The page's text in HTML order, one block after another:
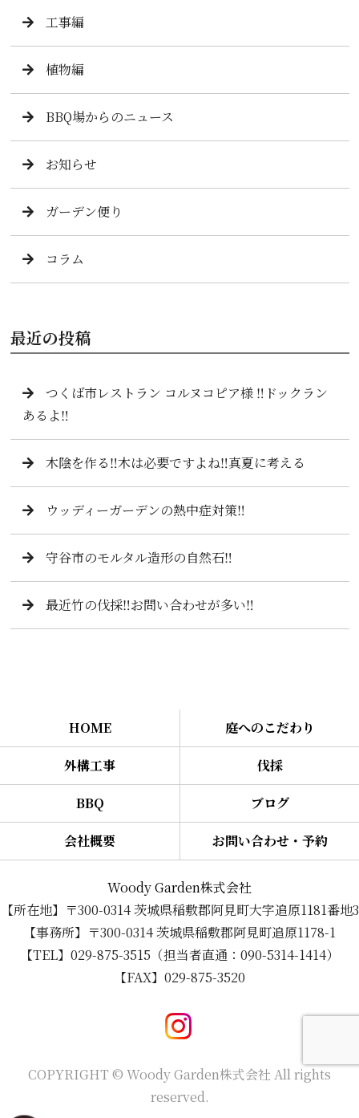
工事編
植物編
BBQ場からのニュース
お知らせ
ガーデン便り
コラム
最近の投稿
つくば市レストラン コルヌコピア様 ‼️ドックラン
あるよ‼️
木陰を作る‼️木は必要ですよね‼️真夏に考える
ウッディーガーデンの熱中症対策‼️
守谷市のモルタル造形の自然石‼️
最近竹の伐採‼️お問い合わせが多い‼️
HOME 庭へのこだわり
外構工事 伐採
BBQ ブログ
会社概要 お問い合わせ・予約
Woody Garden株式会社
【所在地】〒300-0314 茨城県稲敷郡阿見町大字追原1181番地3
【事務所】〒300-0314 茨城県稲敷郡阿見町追原1178-1
【TEL】029-875-3515（担当者直通：090-5314-1414）
【FAX】029-875-3520
COPYRIGHT © Woody Garden株式会社 All rights
reserved.